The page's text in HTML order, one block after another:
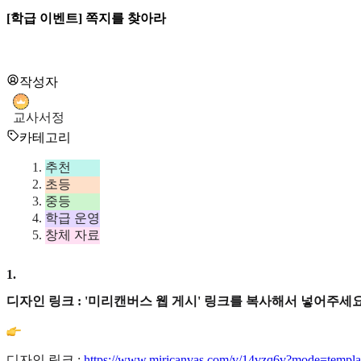
[학급 이벤트] 쪽지를 찾아라
작성자
교사서정
카테고리
추천
초등
중등
학급 운영
창체 자료
1.
디자인 링크 : '미리캔버스 웹 게시' 링크를 복사해서 넣어주세